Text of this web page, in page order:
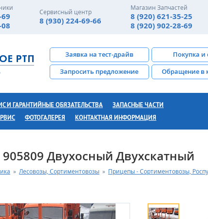
Сервисный центр
8 (930) 224-69-66
Магазин Запчастей
8 (920) 621-35-25
8 (920) 902-28-69
Заявка на тест-драйв
Покупка и
Запросить предложение
Обращение в
И ГАРАНТИЙНЫЕ ОБЯЗАТЕЛЬСТВА
ЗАПАСНЫЕ ЧАСТИ
ФОТОГАЛЕРЕЯ КОНТАКТНАЯ ИНФОРМАЦИЯ
Двухосный Двухскатный
» Лесовозы, Сортиментовозы » Прицепы - Сортиментовозы,